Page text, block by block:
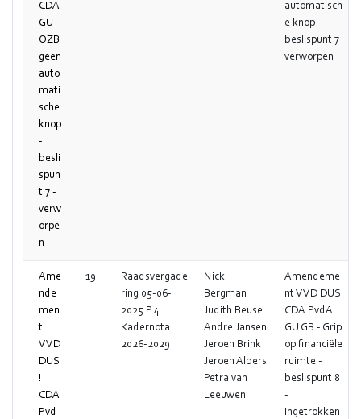
CDA
GU -
OZB
geen
auto
mati
sche
knop
-
besli
spun
t 7 -
verw
orpe
n
automatisch
e knop -
beslispunt 7
verworpen
Ame
nde
men
t
VVD
DUS
!
CDA
Pvd
19
Raadsvergade
ring 05-06-
2025 P.4.
Kadernota
2026-2029
Nick
Bergman
Judith Beuse
Andre Jansen
Jeroen Brink
Jeroen Albers
Petra van
Leeuwen
Amendeme
nt VVD DUS!
CDA PvdA
GU GB - Grip
op financiële
ruimte -
beslispunt 8
-
ingetrokken